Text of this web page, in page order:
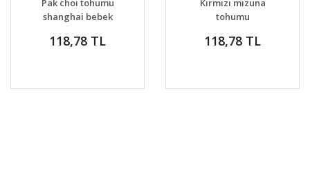
Pak choi tohumu
shanghai bebek
118,78 TL
Kırmızı mizuna
tohumu
118,78 TL